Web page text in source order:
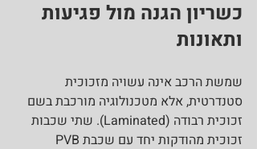
כשריון הגנה מול פגיעות
ותאונות
שמשת הרכב אינה עשויה מזכוכית
סטנדרטית, אלא מטכנולוגיה מורכבת בשם
זכוכית רבודה (Laminated). שתי שכבות